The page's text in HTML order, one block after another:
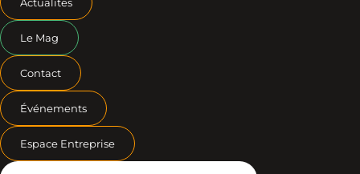
Le Mag
Contact
Événements
Espace Entreprise